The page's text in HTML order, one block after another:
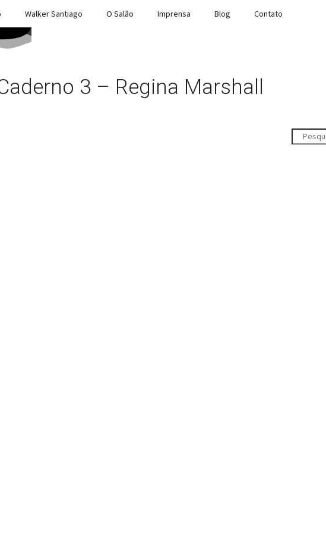
Walker Santiago O Salão Imprensa Blog Contato
3 – Regina Marshall